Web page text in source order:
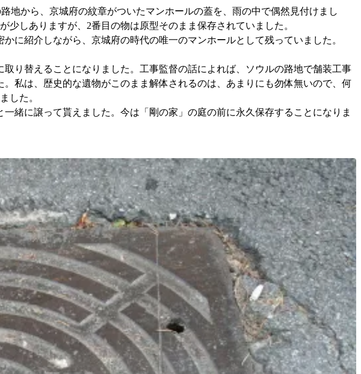
地から、京城府の紋章がついたマンホールの蓋を、雨の中で偶然見付けまし
しありますが、2番目の物は原型そのまま保存されていました。
に紹介しながら、京城府の時代の唯一のマンホールとして残っていました。
り替えることになりました。工事監督の話によれば、ソウルの路地で舗装工事
私は、歴史的な遺物がこのまま解体されるのは、あまりにも勿体無いので、何
した。
緒に譲って貰えました。今は「剛の家」の庭の前に永久保存することになりま